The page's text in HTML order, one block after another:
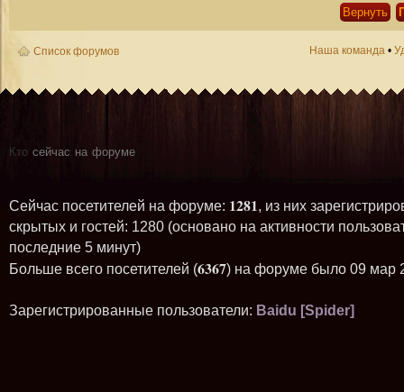
Список форумов Наша команда •
Кто сейчас на форуме
Сейчас посетителей на форуме: 1281, из них
скрытых и гостей: 1280 (основано на активности
последние 5 минут)
Больше всего посетителей (6367) на форуме было 09 мар
Зарегистрированные пользователи: Baidu [Spider]